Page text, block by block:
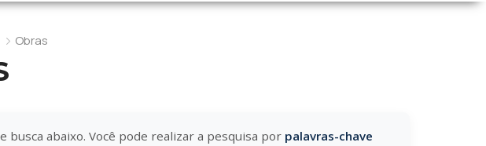
Obras
abaixo. Você pode realizar a pesquisa por palavras-chave